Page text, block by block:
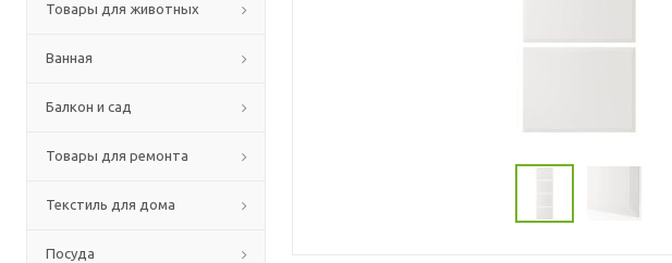
Товары для животных
Ванная
Балкон и сад
Товары для ремонта
Текстиль для дома
Посуда